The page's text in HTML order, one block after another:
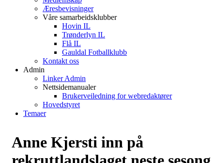
Æresbevisninger
Våre samarbeidsklubber
Hovin IL
Trønderlyn IL
Flå IL
Gauldal Fotballklubb
Kontakt oss
Admin
Linker Admin
Nettsidemanualer
Brukerveiledning for webredaktører
Hovedstyret
Temaer
Anne Kjersti inn på